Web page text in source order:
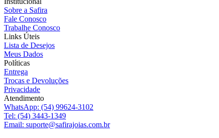
Sobre a Safira
Fale Conosco
Trabalhe Conosco
Links Úteis
Lista de Desejos
Meus Dados
Políticas
Entrega
Trocas e Devoluções
Privacidade
Atendimento
WhatsApp: (54) 99624-3102
Tel: (54) 3443-1349
Email: suporte@safirajoias.com.br